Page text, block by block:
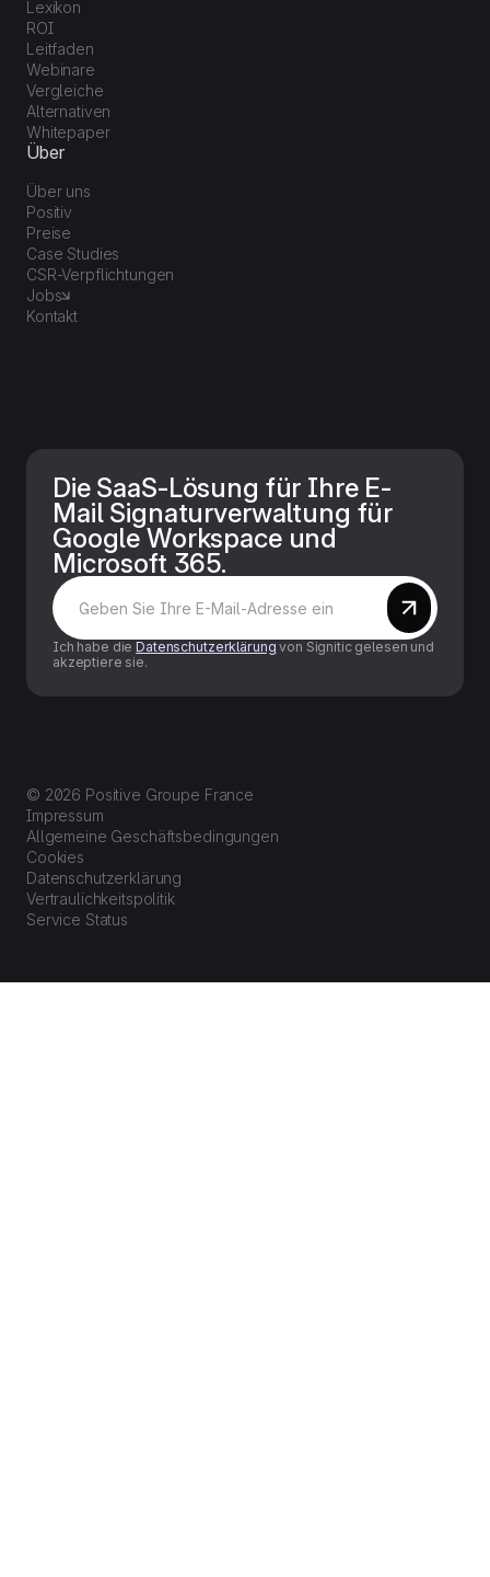
Lexikon
ROI
Leitfaden
Webinare
Vergleiche
Alternativen
Whitepaper
Über
Über uns
Positiv
Preise
Case Studies
CSR-Verpflichtungen
Jobs
Kontakt
Die SaaS-Lösung für Ihre E-
Mail Signaturverwaltung für
Google Workspace und
Microsoft 365.
Ich habe dieDatenschutzerklärung von Signitic gelesen und
akzeptiere sie.
© 2026 Positive Groupe France
Impressum
Allgemeine Geschäftsbedingungen
Cookies
Datenschutzerklärung
Vertraulichkeitspolitik
Service Status